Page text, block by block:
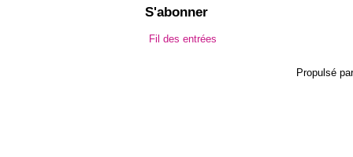
S'abonner
Fil des entrées
Propulsé